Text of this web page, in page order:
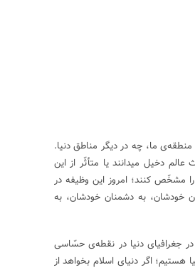
ما، چه در دیگر مناطق دنیا.
دخیل میدانند یا متأثّر از این
مشخّص کنند؛ امروز این وظیفه در
خودشان، به دشمنان خودشان، به
جغرافیای دنیا در نقطه‌ی حسّاسی
اگر دنیای اسلام بخواهد از